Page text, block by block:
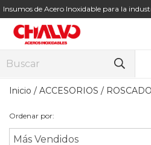
Insumos de Acero Inoxidable para la
Inicio / ACCESORIOS /
Ordenar por: